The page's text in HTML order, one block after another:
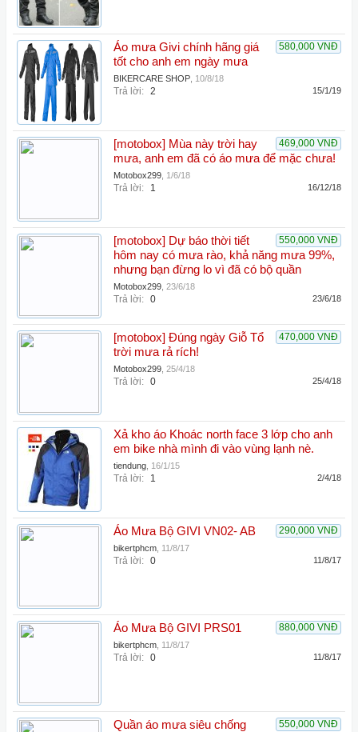
580,000 VNĐ
Áo mưa Givi chính hãng giá
tốt cho anh em ngày mưa
BIKERCARE SHOP 10/8/18
Trả lời: 2 15/1/19
469,000 VNĐ
[motobox] Mùa này trời hay
mưa, anh em đã có áo mưa để mặc chưa!
Motobox299 1/6/18
Trả lời: 1 16/12/18
550,000 VNĐ
[motobox] Dự báo thời tiết
hôm nay có mưa rào, khả năng mưa 99%,
nhưng bạn đừng lo vì đã có bộ quần
Motobox299 23/6/18
Trả lời: 0 23/6/18
470,000 VNĐ
[motobox] Đúng ngày Giỗ Tổ
trời mưa rả rích!
Motobox299 25/4/18
Trả lời: 0 25/4/18
Xả kho áo Khoác north face 3 lớp cho anh
em bike nhà mình đi vào vùng lạnh nè.
tiendung 16/1/15
Trả lời: 1 2/4/18
290,000 VNĐ
Áo Mưa Bộ GIVI VN02- AB
bikertphcm 11/8/17
Trả lời: 0 11/8/17
880,000 VNĐ
Áo Mưa Bộ GIVI PRS01
bikertphcm 11/8/17
Trả lời: 0 11/8/17
550,000 VNĐ
Quần áo mưa siêu chống